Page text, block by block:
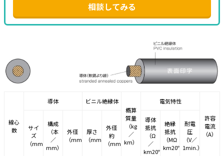
相談してみる
線心
数
導体
ビニル絶縁体
概算
質量
（kg
／
km）
電気特性
許容
電流
（A）
サイ
ズ
（mm
構成
（本
／
mm）
外径
（mm）
厚さ
（mm）
外径
約
（mm）
導体
抵抗
（Ω
／
km20℃）
絶縁
抵抗
（MΩ
km20℃）
耐電
圧
（V／
1min.）